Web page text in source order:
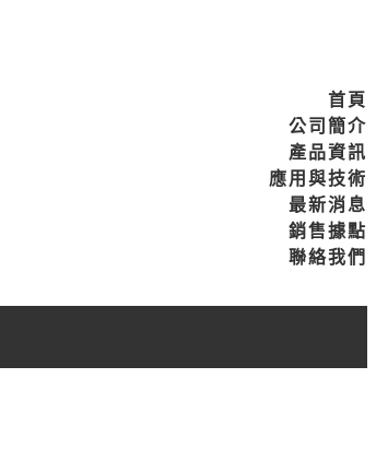
首頁
公司簡介
產品資訊
應用與技術
最新消息
銷售據點
聯絡我們